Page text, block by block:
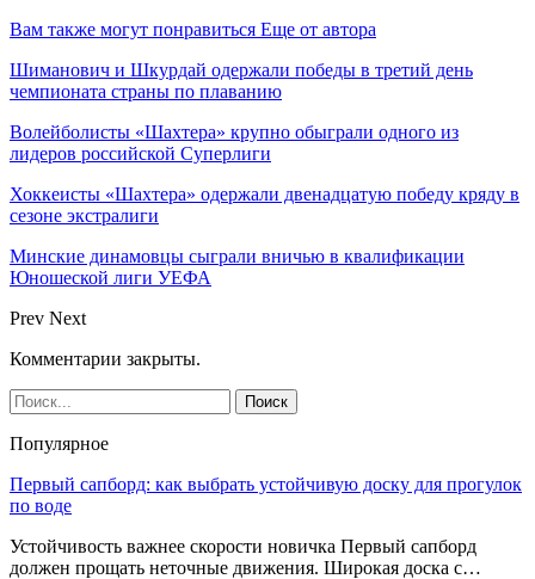
Вам также могут понравиться Еще от автора
Шиманович и Шкурдай одержали победы в третий день
чемпионата страны по плаванию
Волейболисты «Шахтера» крупно обыграли одного из
лидеров российской Суперлиги
Хоккеисты «Шахтера» одержали двенадцатую победу кряду в
сезоне экстралиги
Минские динамовцы сыграли вничью в квалификации
Юношеской лиги УЕФА
Prev Next
Комментарии закрыты.
Популярное
Первый сапборд: как выбрать устойчивую доску для прогулок
по воде
Устойчивость важнее скорости новичка Первый сапборд
должен прощать неточные движения. Широкая доска с…